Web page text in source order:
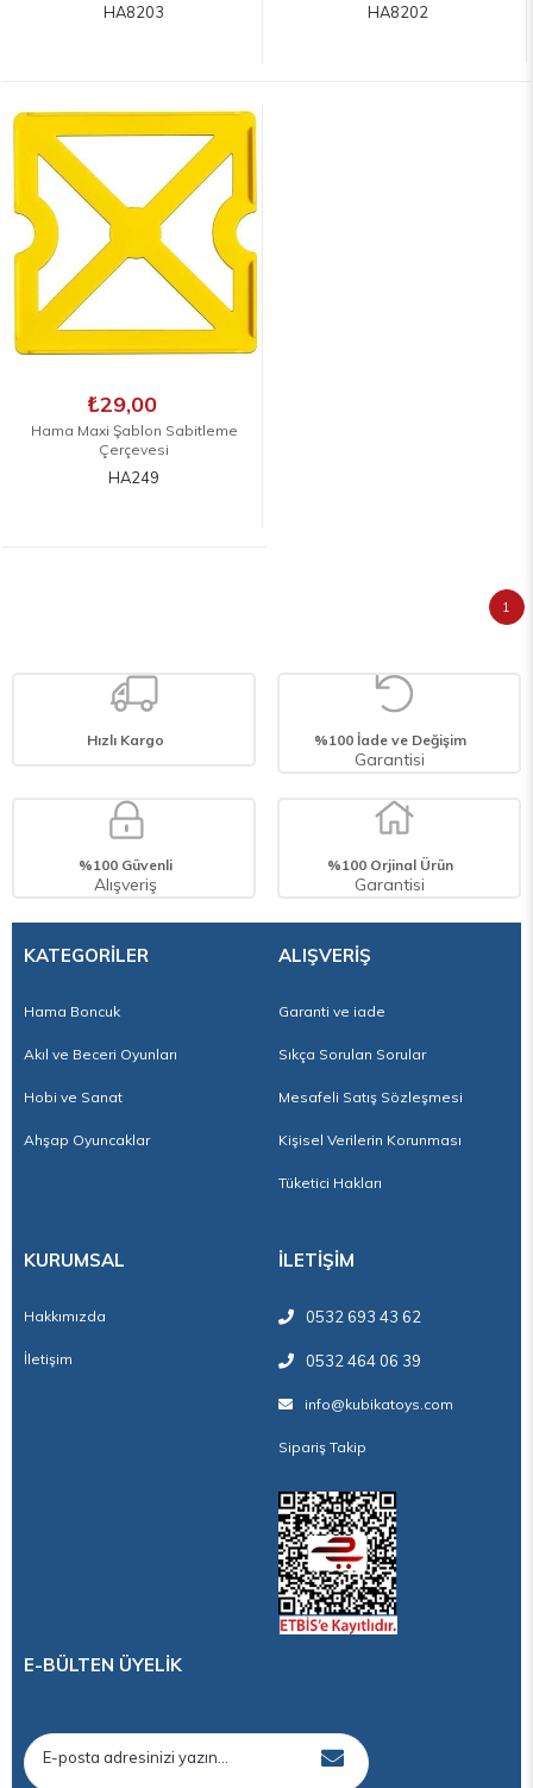
HA8203 HA8202
Hama Maxi Şablon Sabitleme
Çerçevesi
HA249
₺29,00
1
Hızlı Kargo %100 İade ve Değişim
Garantisi
%100 Güvenli
Alışveriş
%100 Orjinal Ürün
Garantisi
KATEGORİLER
Hama Boncuk
Akıl ve Beceri Oyunları
Hobi ve Sanat
Ahşap Oyuncaklar
ALIŞVERİŞ
Garanti ve iade
Sıkça Sorulan Sorular
Mesafeli Satış Sözleşmesi
Kişisel Verilerin Korunması
Tüketici Hakları
KURUMSAL
Hakkımızda
İletişim
İLETİŞİM
0532 693 43 62
0532 464 06 39
info@kubikatoys.com
Sipariş Takip
E-BÜLTEN ÜYELİK